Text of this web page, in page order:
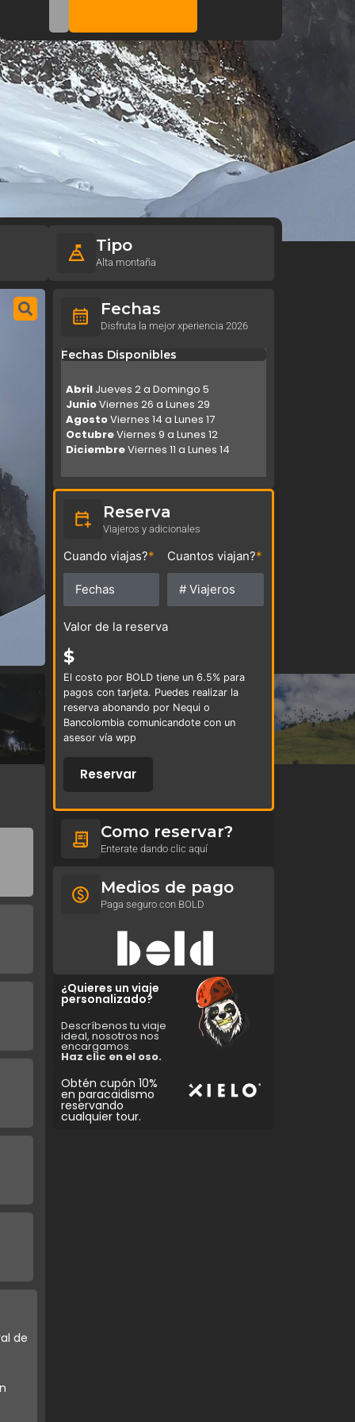
Tipo
Alta montaña
de
Fechas
Disfruta la mejor xperiencia 2026
Fechas Disponibles
AbrilJueves 2 a Domingo 5
JunioViernes 26 a Lunes 29
AgostoViernes 14 a Lunes 17
OctubreViernes 9 a Lunes 12
DiciembreViernes 11 a Lunes 14
Reserva
Viajeros y adicionales
Cuando viajas?* Cuantos viajan?*
Valor de la reserva
$
El costo por BOLD tiene un 6.5% para
pagos con tarjeta. Puedes realizar la
reserva abonando por Nequi o
Bancolombia comunicandote con un
asesor vía wpp
Reservar
Como reservar?
Enterate dando clic aquí
Medios de pago
Paga seguro con BOLD
¿Quieres un viaje
personalizado?
Descríbenos tu viaje
ideal, nosotros nos
encargamos.
Haz clic en el oso.
Obtén cupón 10%
en paracaidismo
reservando
cualquier tour.